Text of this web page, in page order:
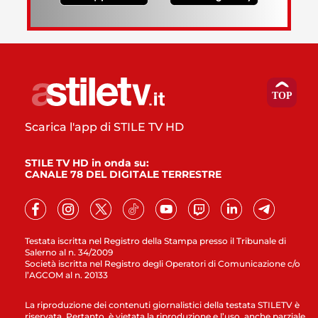
Testata iscritta nel Registro della Stampa presso il Tribunale di
Salerno al n. 34/2009
Società iscritta nel Registro degli Operatori di Comunicazione c/o
l’AGCOM al n. 20133
Scarica l'app di STILE TV HD
STILE TV HD in onda su:
CANALE 78 DEL DIGITALE TERRESTRE
La riproduzione dei contenuti giornalistici della testata STILETV è